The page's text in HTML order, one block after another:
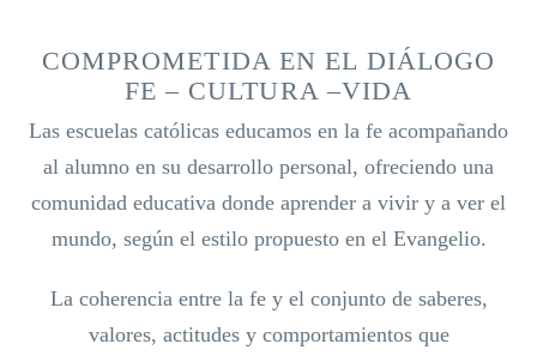
COMPROMETIDA EN EL DIÁLOGO
FE – CULTURA –VIDA
Las escuelas católicas educamos en la fe acompañando
al alumno en su desarrollo personal, ofreciendo una
comunidad educativa donde aprender a vivir y a ver el
mundo, según el estilo propuesto en el Evangelio.
La coherencia entre la fe y el conjunto de saberes,
valores, actitudes y comportamientos que